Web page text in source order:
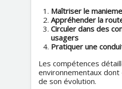
Maîtriser le
Appréhender la
Circuler dans des
usagers
Pratiquer une
Les compétences
environnementaux
de son évolution.